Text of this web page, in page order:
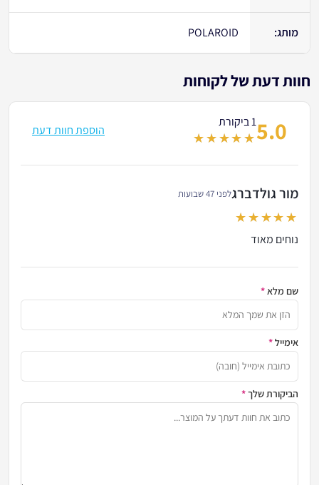
מותג: POLAROID
חוות דעת של לקוחות
5.01 ביקורת
הוספת חוות דעת
מור גולדברגלפני 47 שבועות
out of 5
נוחים מאוד
שם מלא*
אימייל*
הביקורת שלך*